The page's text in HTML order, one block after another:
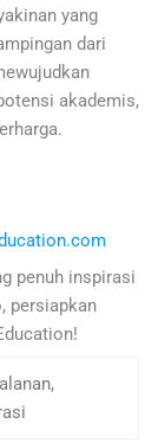
yang
dari
akademis,
penuh inspirasi
persiapkan
,